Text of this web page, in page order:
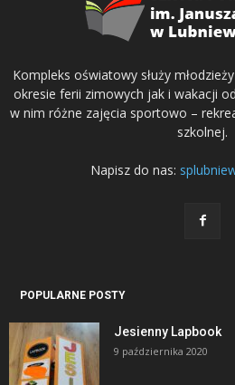
Kompleks oświatowy służy
okresie ferii zimowych jak i wakacji
w nim różne zajęcia sportowo –
szkolnej.
Napisz do nas:
POPULARNE POSTY
Jesienny Lapbook
9 października 2020